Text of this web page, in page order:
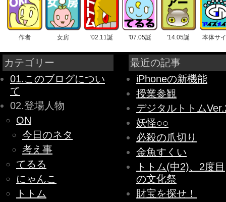
作者 女房 '02.11誕 '07.05誕 '14.05誕 本体サ
カテゴリー
01.このブログについ
て
02.登場人物
ON
今日のネタ
考え事
てるる
にゃんこ
トトム
最近の記事
iPhoneの新機能
授業参観
デジタルトトム
妖怪○○
必殺の爪切り
金魚すくい
トトム(中2)、2度目
の文化祭
財宝を探せ！